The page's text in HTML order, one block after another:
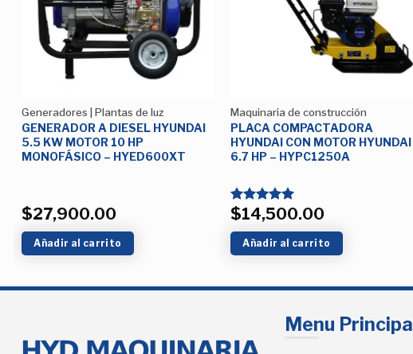
Generadores | Plantas de luz
GENERADOR A DIESEL HYUNDAI
5.5 KW MOTOR 10 HP
MONOFÁSICO – HYED600XT
$27,900.00
Añadir al carrito
Maquinaria de construcción
PLACA COMPACTADORA
HYUNDAI CON MOTOR HYUNDAI
6.7 HP – HYPC1250A
Valorado
5.00
de 5
$14,500.00
Añadir al carrito
Menu Principal